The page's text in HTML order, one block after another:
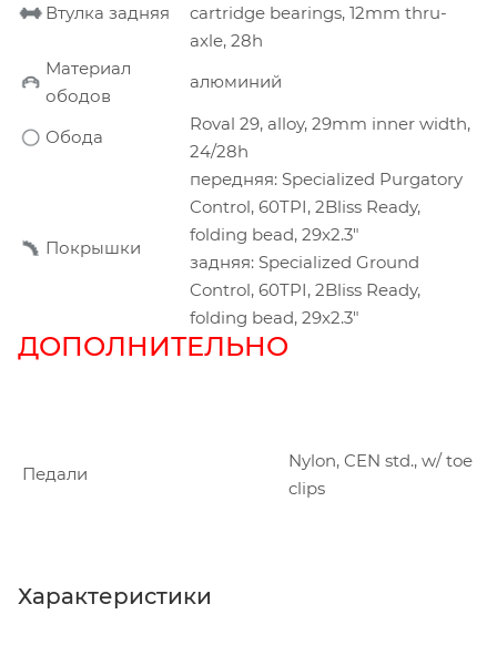
Втулка задняя
cartridge bearings, 12mm thru-
axle, 28h
Материал
ободов
алюминий
Обода
Roval 29, alloy, 29mm inner width,
24/28h
Покрышки
передняя: Specialized Purgatory
Control, 60TPI, 2Bliss Ready,
folding bead, 29x2.3"
задняя: Specialized Ground
Control, 60TPI, 2Bliss Ready,
folding bead, 29x2.3"
ДОПОЛНИТЕЛЬНО
Педали
Nylon, CEN std., w/ toe
clips
Характеристики